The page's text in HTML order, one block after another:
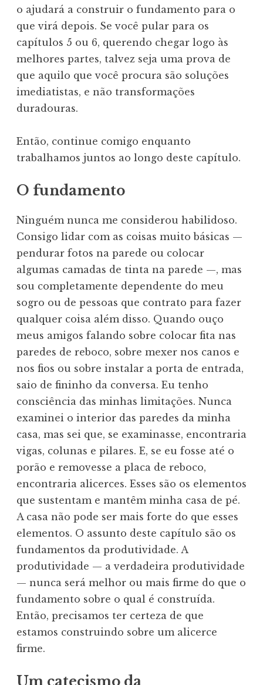
o ajudará a construir o fundamento para o
que virá depois. Se você pular para os
capítulos 5 ou 6, querendo chegar logo às
melhores partes, talvez seja uma prova de
que aquilo que você procura são soluções
imediatistas, e não transformações
duradouras.
Então, continue comigo enquanto
trabalhamos juntos ao longo deste capítulo.
O fundamento
Ninguém nunca me considerou habilidoso.
Consigo lidar com as coisas muito básicas —
pendurar fotos na parede ou colocar
algumas camadas de tinta na parede —, mas
sou completamente dependente do meu
sogro ou de pessoas que contrato para fazer
qualquer coisa além disso. Quando ouço
meus amigos falando sobre colocar fita nas
paredes de reboco, sobre mexer nos canos e
nos fios ou sobre instalar a porta de entrada,
saio de fininho da conversa. Eu tenho
consciência das minhas limitações. Nunca
examinei o interior das paredes da minha
casa, mas sei que, se examinasse, encontraria
vigas, colunas e pilares. E, se eu fosse até o
porão e removesse a placa de reboco,
encontraria alicerces. Esses são os elementos
que sustentam e mantêm minha casa de pé.
A casa não pode ser mais forte do que esses
elementos. O assunto deste capítulo são os
fundamentos da produtividade. A
produtividade — a verdadeira produtividade
— nunca será melhor ou mais firme do que o
fundamento sobre o qual é construída.
Então, precisamos ter certeza de que
estamos construindo sobre um alicerce
firme.
Um catecismo da